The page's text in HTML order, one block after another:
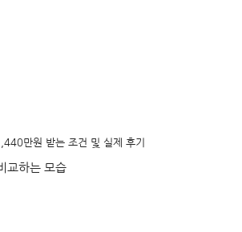
만원 받는 조건 및 실제 후기